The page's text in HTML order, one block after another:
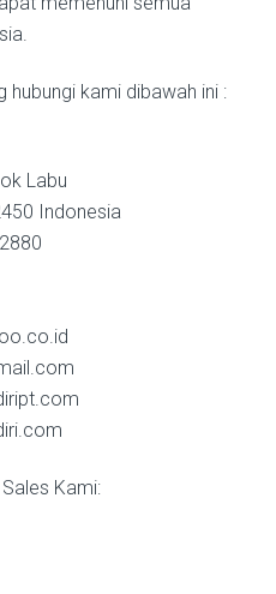
hubungi kami dibawah ini :
Labu
Indonesia
Kami: